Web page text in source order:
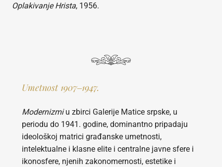
Oplakivanje Hrista, 1956.
Umetnost 1907‒1947.
Modernizmiu zbirci Galerije Matice srpske, u
periodu do 1941. godine, dominantno pripadaju
ideološkoj matrici građanske umetnosti,
intelektualne i klasne elite i centralne javne sfere i
ikonosfere, njenih zakonomernosti, estetike i